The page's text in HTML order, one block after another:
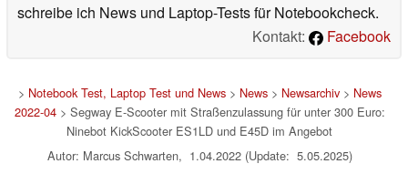
schreibe ich News und Laptop-Tests für Notebookcheck.
Kontakt:
Facebook
> Notebook Test, Laptop Test und News> News> Newsarchiv> News
2022-04> Segway E-Scooter mit Straßenzulassung für unter 300 Euro:
Ninebot KickScooter ES1LD und E45D im Angebot
Autor: Marcus Schwarten, 1.04.2022 (Update: 5.05.2025)